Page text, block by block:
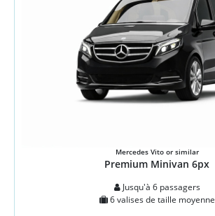
Mercedes Vito or similar
Premium Minivan 6px
Jusqu'à 6 passagers
6 valises de taille moyenne